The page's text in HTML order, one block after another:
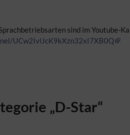
sind im Youtube-
UCw2IvlJcK9kXzn32xI7XB0Q
„D-Star“